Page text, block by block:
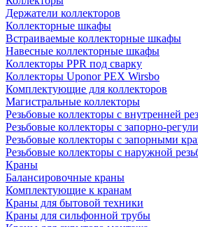
Держатели коллекторов
Коллекторные шкафы
Встраиваемые коллекторные шкафы
Навесные коллекторные шкафы
Коллекторы PPR под сварку
Коллекторы Uponor PEX Wirsbo
Комплектующие для коллекторов
Магистральные коллекторы
Резьбовые коллекторы с внутренней
Резьбовые коллекторы с запорно-
Резьбовые коллекторы с запорными
Резьбовые коллекторы с наружной
Краны
Балансировочные краны
Комплектующие к кранам
Краны для бытовой техники
Краны для сильфонной трубы